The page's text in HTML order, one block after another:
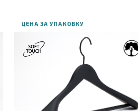
ЦЕНА ЗА УПАКОВКУ
В корзину
ЗАКАЗ В ОДИН КЛИК